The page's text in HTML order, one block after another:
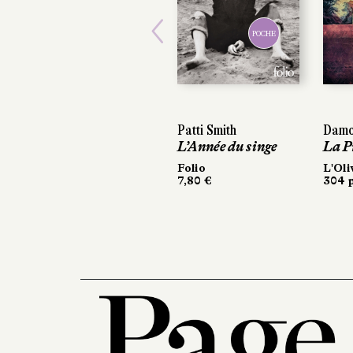
POCHE
Patti Smith
L’Année du singe
Folio
7,80 €
La
304
La
304
Previous